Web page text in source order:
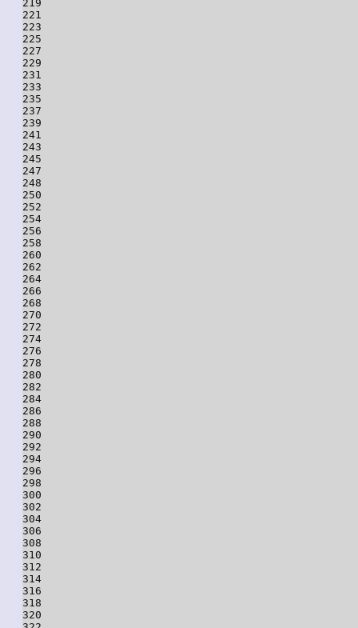
219
221
223
225
227
229
231
233
235
237
239
241
243
245
247
248
250
252
254
256
258
260
262
264
266
268
270
272
274
276
278
280
282
284
286
288
290
292
294
296
298
300
302
304
306
308
310
312
314
316
318
320